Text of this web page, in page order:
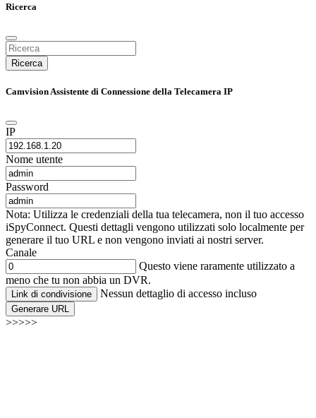
Ricerca
Ricerca
Camvision Assistente di Connessione della Telecamera IP
IP
Nome utente
Password
Nota: Utilizza le credenziali della tua telecamera, non il tuo accesso
iSpyConnect. Questi dettagli vengono utilizzati solo localmente per
generare il tuo URL e non vengono inviati ai nostri server.
Canale
Questo viene raramente utilizzato a
meno che tu non abbia un DVR.
Link di condivisione Nessun dettaglio di accesso incluso
Generare URL
>>>>>